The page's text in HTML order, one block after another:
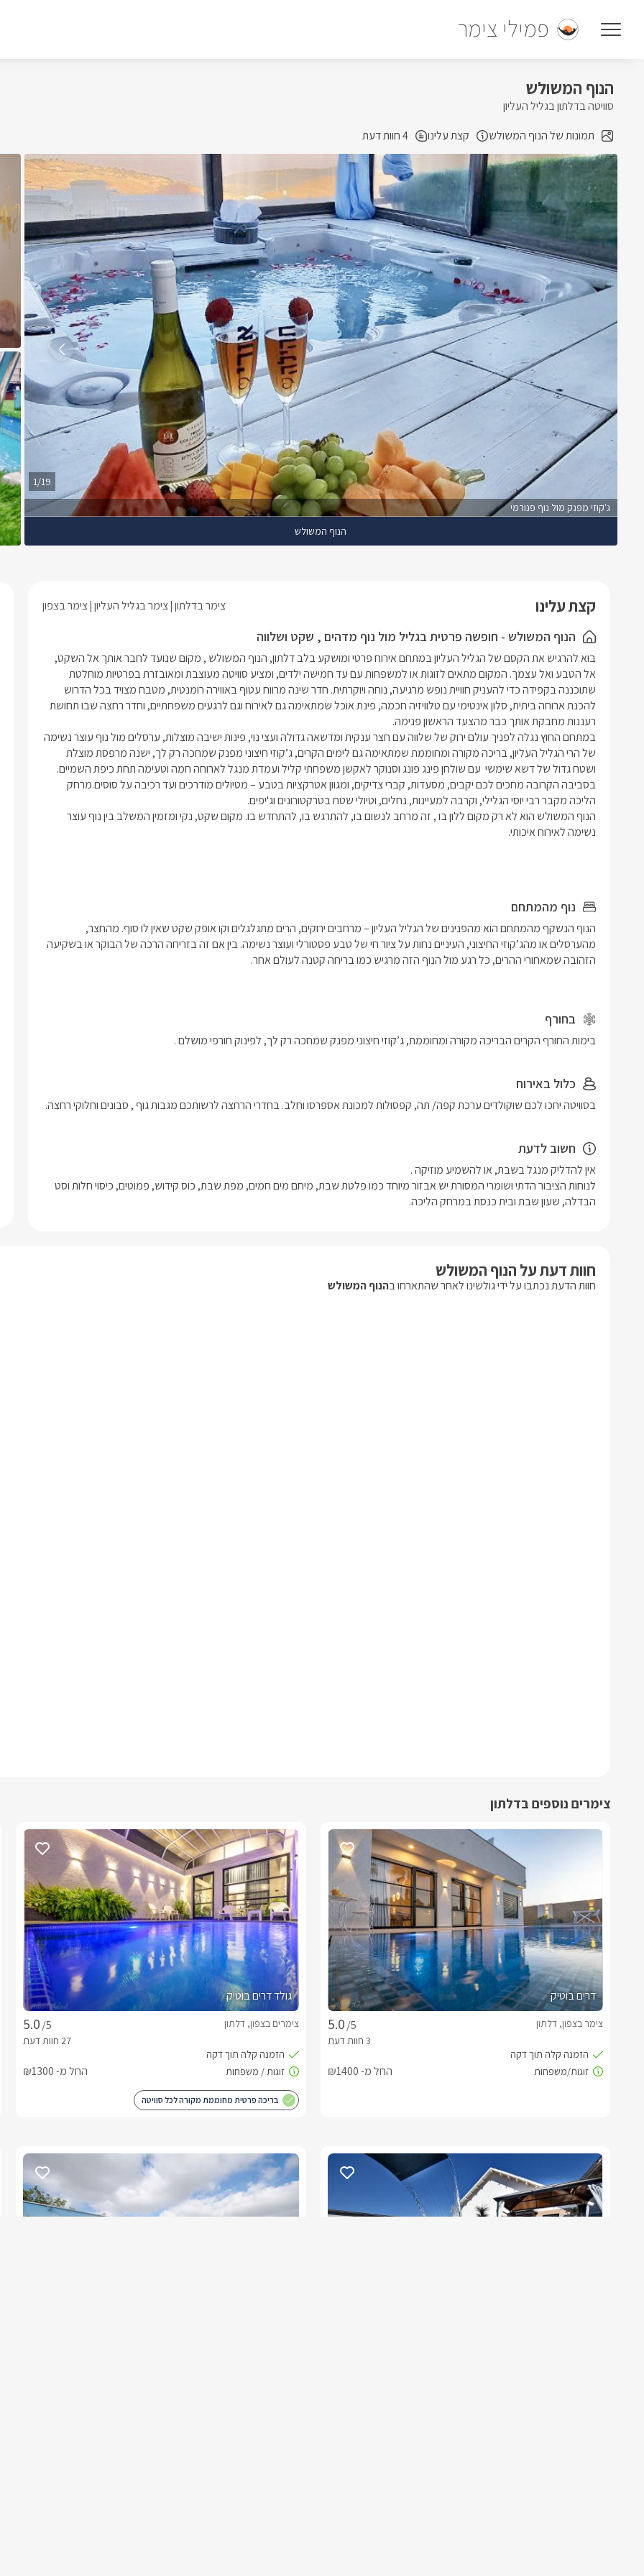
פמילי צימר
הנוף המשולש
סוויטה בדלתון בגליל העליון
תמונות של הנוף המשולש
קצת עלינו 4 חוות דעת
ג'קוזי מפנק מול נוף פנורמי
1/19
הנוף המשולש
קצת עלינו צימר בדלתון צימר בגליל העליון צימר בצפון
הנוף המשולש - חופשה פרטית בגליל מול נוף מדהים , שקט ושלווה
נוף מהמתחם
בחורף
בימות החורף הקרים הבריכה מקורה ומחוממת, ג’קוזי חיצוני מפנק שמחכה רק לך, לפינוק חורפי מושלם .
כלול באירוח
בסוויטה יחכו לכם שוקולדים ערכת קפה/ תה, קפסולות למכונת אספרסו וחלב. בחדרי הרחצה לרשותכם מגבות גוף , סבונים וחלוקי רחצה.
חשוב לדעת
הבדלה, שעון שבת ובית כנסת במרחק הליכה.
חוות דעת על הנוף המשולש
חוות הדעת נכתבו על ידי גולשינו לאחר שהתארחו בהנוף המשולש
צימרים נוספים בדלתון
דרים בוטיק
/5
צימר בצפון, דלתון
החל מ- ₪1400
גולד דרים בוטיק
/5
צימרים בצפון, דלתון
החל מ- ₪1300
בריכה פרטית מחוממת מקורה לכל סוויטה